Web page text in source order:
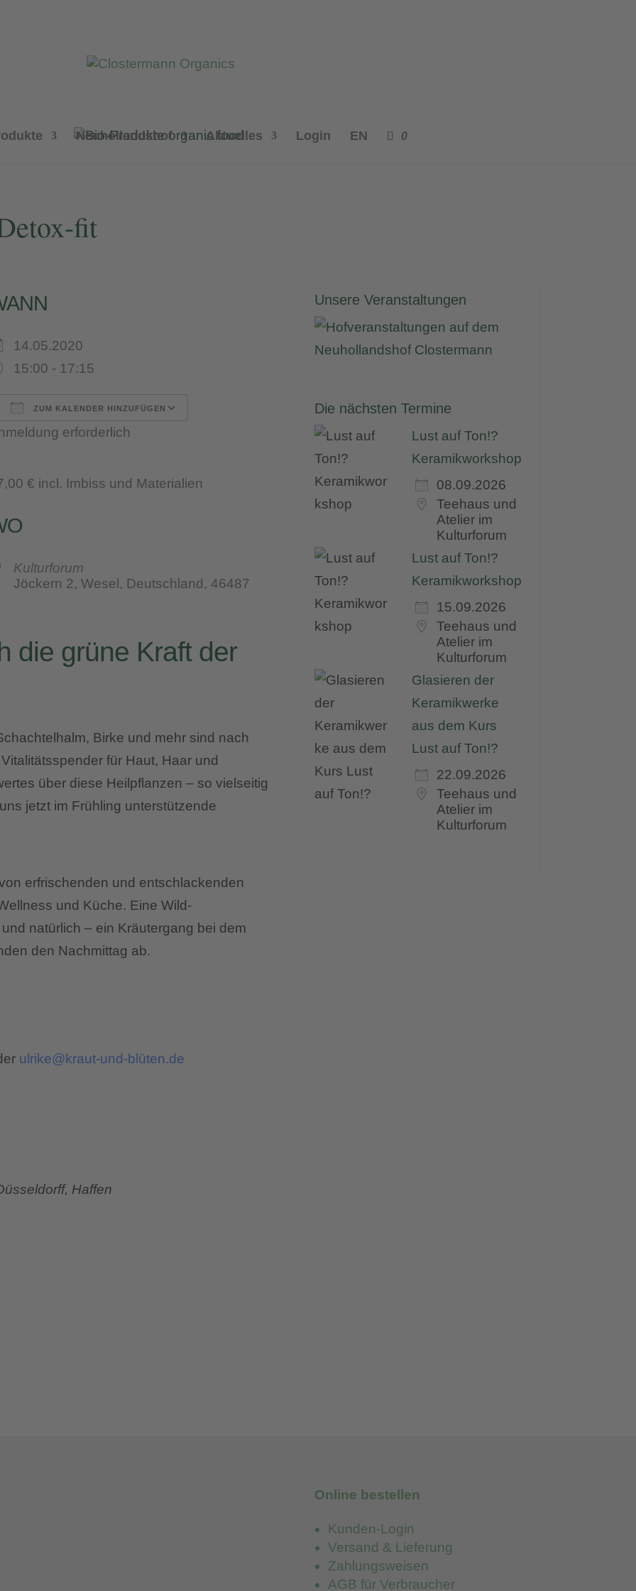
Neuhollandshof Aktuelles Login EN 0
fit
14.05.2020
15:00 - 17:15
ZUM KALENDER HINZUFÜGEN
ICS herunterladen
Google Kalender
iCalendarOffice 365
erforderlich
€ incl. Imbiss und Materialien
Kulturforum
Jöckern 2, Wesel, Deutschland, 46487
die grüne Kraft der
Birke und mehr sind nach
für Haut, Haar und
über diese Heilpflanzen – so vielseitig
jetzt im Frühling unterstützende
erfrischenden und entschlackenden
und Küche. Eine Wild-
natürlich – ein Kräutergang bei dem
den Nachmittag ab.
ulrike@kraut-und-blüten.de
Haffen
Unsere Veranstaltungen
Die nächsten Termine
Lust auf Ton!?
Keramikworkshop
08.09.2026
Teehaus und
Atelier im
Kulturforum
Lust auf Ton!?
Keramikworkshop
15.09.2026
Teehaus und
Atelier im
Kulturforum
Glasieren der
Keramikwerke
aus dem Kurs
Lust auf Ton!?
22.09.2026
Teehaus und
Atelier im
Kulturforum
Online bestellen
Kunden-Login
Versand & Lieferung
Zahlungsweisen
AGB für Verbraucher